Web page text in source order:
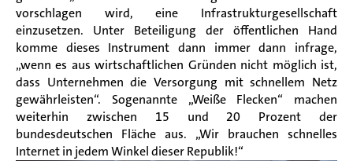
vorschlagen wird, eine Infrastrukturgesellschaft
einzusetzen. Unter Beteiligung der öffentlichen Hand
komme dieses Instrument dann immer dann infrage,
„wenn es aus wirtschaftlichen Gründen nicht möglich ist,
dass Unternehmen die Versorgung mit schnellem Netz
gewährleisten“. Sogenannte „Weiße Flecken“ machen
weiterhin zwischen 15 und 20 Prozent der
bundesdeutschen Fläche aus. „Wir brauchen schnelles
Internet in jedem Winkel dieser Republik!“